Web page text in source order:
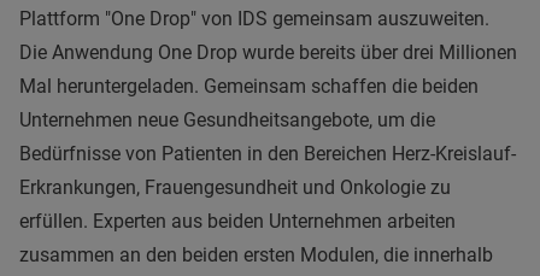
Plattform "One Drop" von IDS gemeinsam auszuweiten.
Die Anwendung One Drop wurde bereits über drei Millionen
Mal heruntergeladen. Gemeinsam schaffen die beiden
Unternehmen neue Gesundheitsangebote, um die
Bedürfnisse von Patienten in den Bereichen Herz-Kreislauf-
Erkrankungen, Frauengesundheit und Onkologie zu
erfüllen. Experten aus beiden Unternehmen arbeiten
zusammen an den beiden ersten Modulen, die innerhalb